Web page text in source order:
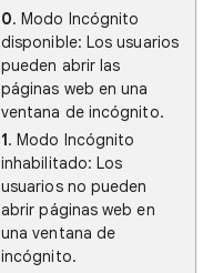
0. Modo Incógnito
disponible: Los usuarios
pueden abrir las
páginas web en una
ventana de incógnito.
1. Modo Incógnito
inhabilitado: Los
usuarios no pueden
abrir páginas web en
una ventana de
incógnito.